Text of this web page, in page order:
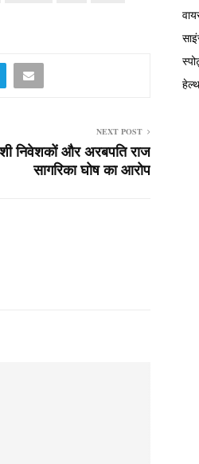
NEXT POST
निवेशकों और अरबपति राज
सागरिका घोष का आरोप